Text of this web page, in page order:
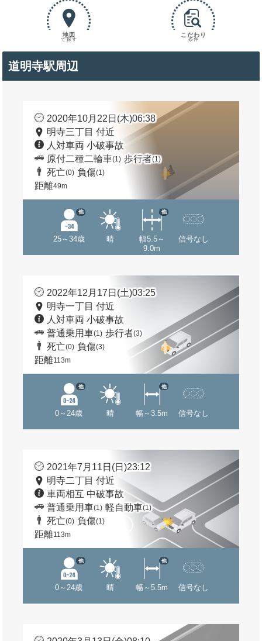
地図
で探す
こだわり
条件
道明寺駅周辺
2020年10月22日(木)06:38
明寺三丁目 付近
人対車両 小破事故
原付二種二輪車(1) 歩行者(1)
死亡(0) 負傷(1)
距離49m
25～34歳
他
晴
幅5.5～
9.0m
他
信号なし
2022年12月17日(土)03:25
明寺一丁目 付近
人対車両 小破事故
普通乗用車(1) 歩行者(3)
死亡(0) 負傷(3)
距離113m
0～24歳
他
晴 幅～3.5m
他
信号なし
2021年7月11日(日)23:12
明寺二丁目 付近
車両相互 中破事故
普通乗用車(1) 軽自動車(1)
死亡(0) 負傷(1)
距離113m
0～24歳
他
晴 幅～5.5m
他
信号なし